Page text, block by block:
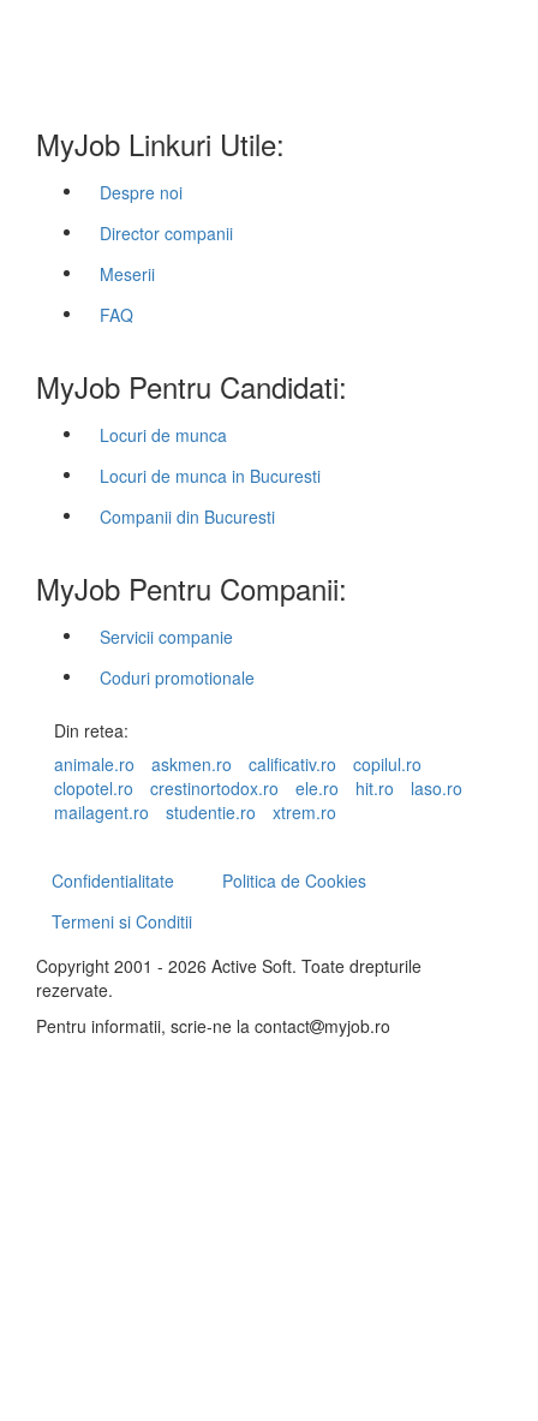
MyJob Linkuri Utile:
Despre noi
Director companii
Meserii
FAQ
MyJob Pentru Candidati:
Locuri de munca
Locuri de munca in Bucuresti
Companii din Bucuresti
MyJob Pentru Companii:
Servicii companie
Coduri promotionale
Din retea:
animale.ro
askmen.ro calificativ.ro
copilul.ro
clopotel.ro
crestinortodox.ro ele.ro hit.ro
laso.ro
mailagent.ro
studentie.ro xtrem.ro
Confidentialitate
Politica de Cookies
Termeni si Conditii
Copyright 2001 - 2026 Active Soft. Toate drepturile
rezervate.
Pentru informatii, scrie-ne la contact myjob.ro